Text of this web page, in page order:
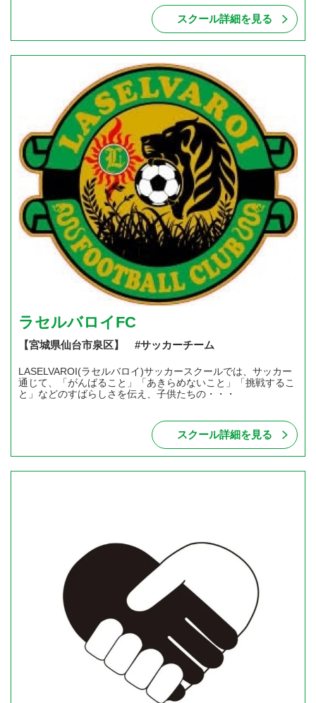
スクール詳細を見る
ラセルバロイFC
【宮城県仙台市泉区】 #サッカーチーム
LASELVAROI(ラセルバロイ)サッカースクールでは、サッカー
通じて、「がんばること」「あきらめないこと」「挑戦するこ
と」などのすばらしさを伝え、子供たちの・・・
スクール詳細を見る